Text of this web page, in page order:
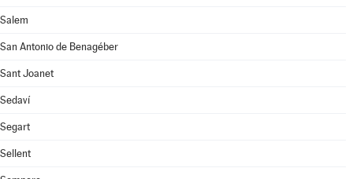
Salem
San Antonio de Benagéber
Sant Joanet
Sedaví
Segart
Sellent